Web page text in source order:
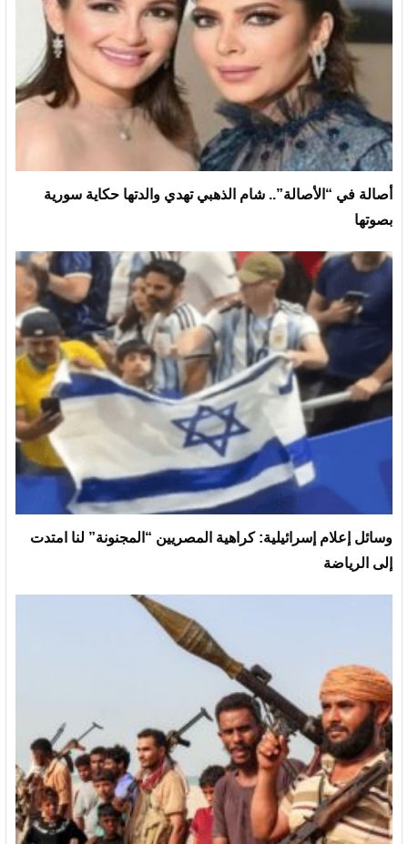
أصالة في “الأصالة”.. شام الذهبي تهدي والدتها حكاية سورية
بصوتها
وسائل إعلام إسرائيلية: كراهية المصريين “المجنونة” لنا امتدت
إلى الرياضة